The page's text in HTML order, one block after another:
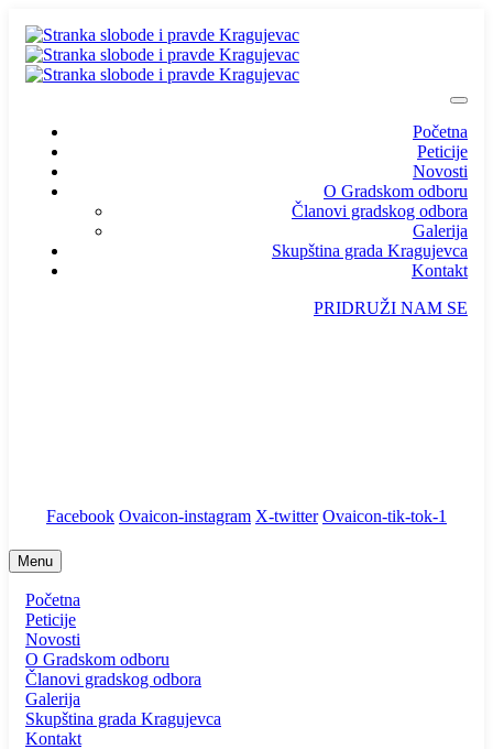
Početna
Peticije
Novosti
O Gradskom odboru
Članovi gradskog odbora
Galerija
Skupština grada Kragujevca
Kontakt
PRIDRUŽI NAM SE
Facebook Ovaicon-instagram X-twitter Ovaicon-tik-tok-1
Menu
Početna
Peticije
Novosti
O Gradskom odboru
Članovi gradskog odbora
Galerija
Skupština grada Kragujevca
Kontakt